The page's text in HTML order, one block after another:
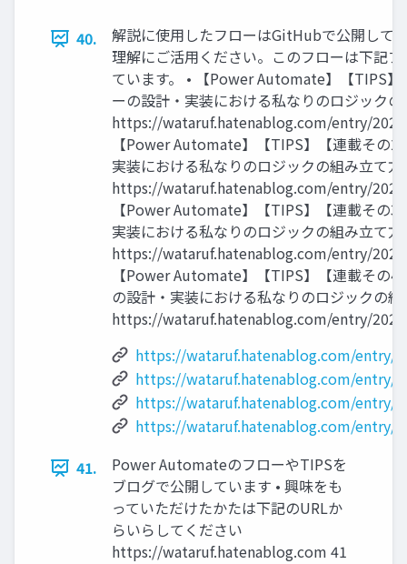
40.
解説に使用したフローはGitHubで公開して
理解にご活用ください。このフローは下記
ています。 • 【Power Automate】【TIPS
ーの設計・実装における私なりのロジック
https://wataruf.hatenablog.com/entry/
【Power Automate】【TIPS】【連載その2
実装における私なりのロジックの組み立て方
https://wataruf.hatenablog.com/entry/
【Power Automate】【TIPS】【連載その3
実装における私なりのロジックの組み立て方
https://wataruf.hatenablog.com/entry/
【Power Automate】【TIPS】【連載その4
の設計・実装における私なりのロジックの
https://wataruf.hatenablog.com/entry/
https://wataruf.hatenablog.com/entry/
https://wataruf.hatenablog.com/entry/
https://wataruf.hatenablog.com/entry/
https://wataruf.hatenablog.com/entry/
41.
Power AutomateのフローやTIPSを
ブログで公開しています • 興味をも
っていただけたかたは下記のURLか
らいらしてください
https://wataruf.hatenablog.com 41